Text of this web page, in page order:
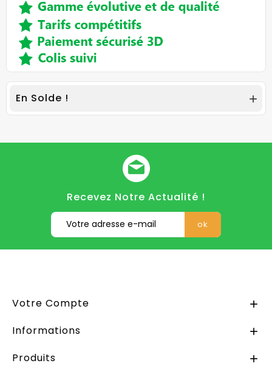
En Solde ! 
Recevez Notre Actualité !
Votre Compte 
Informations 
Produits 